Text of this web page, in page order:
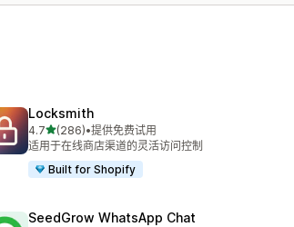
Locksmith
4.7星（满分 5 星）
(286)
总共 286 条评论
•提供免费试用
适用于在线商店渠道的灵活访问控制
Built for Shopify
SeedGrow WhatsApp Chat